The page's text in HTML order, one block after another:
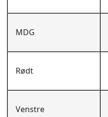
MDG
Rødt
Venstre